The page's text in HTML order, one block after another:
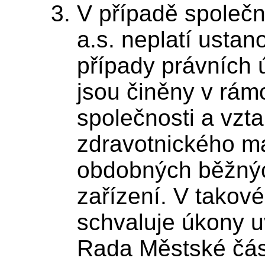
V případě
a.s. neplatí
případy právních
jsou činěny v
společnosti a
zdravotnického
obdobných
zařízení. V
schvaluje úkony
Rada Městské